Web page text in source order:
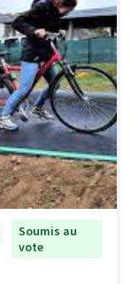
Soumis au
vote